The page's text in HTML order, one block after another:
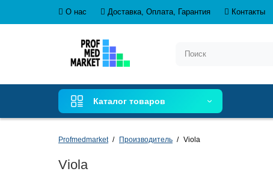
О нас Доставка, Оплата, Гарантия Контакты
Каталог товаров
Profmedmarket Производитель Viola
Viola